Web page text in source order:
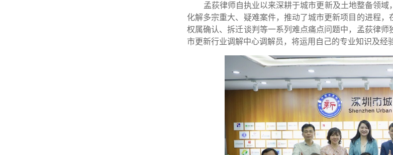
孟荻律师自执业以来深耕于城市更新及土地整备领
化解多宗重大、疑难案件，推动了城市更新项目的进程
权属确认、拆迁谈判等一系列难点痛点问题中，孟荻律
市更新行业调解中心调解员，将运用自己的专业知识及经